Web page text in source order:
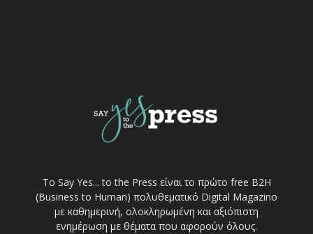
Το Say Yes... to the Press είναι το πρώτο free Β2Η
(Business to Human) πολυθεματικό Digital Magazino
με καθημερινή, ολοκληρωμένη και αξιόπιστη
ενημέρωση με θέματα που αφορούν όλους.